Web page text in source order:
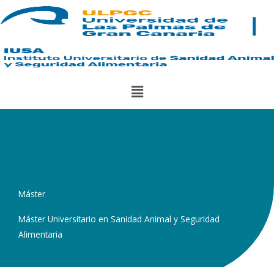
al
Menú
Máster
Máster Universitario en Sanidad Animal y Seguridad
Alimentaria